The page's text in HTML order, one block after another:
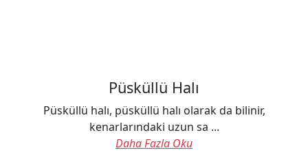
Püsküllü Halı
Püsküllü halı, püsküllü halı olarak da bilinir,
kenarlarındaki uzun sa ...
Daha Fazla Oku